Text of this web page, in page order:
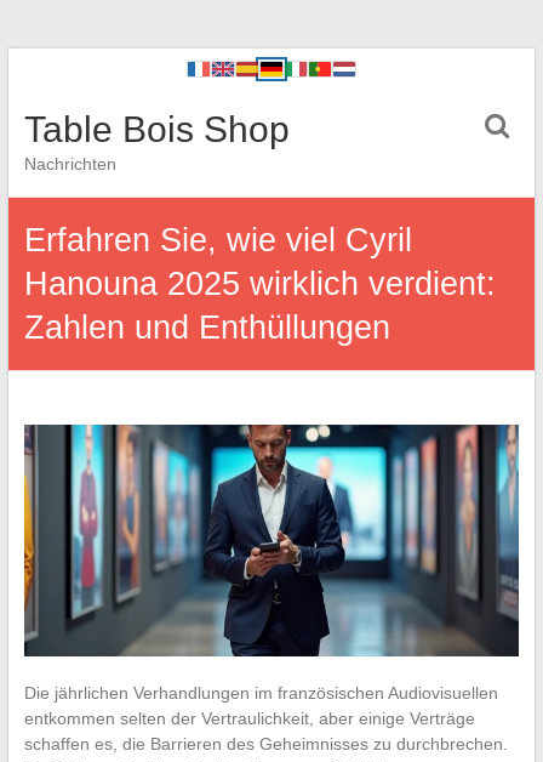
Table Bois Shop
Nachrichten
Erfahren Sie, wie viel Cyril
Hanouna 2025 wirklich verdient:
Zahlen und Enthüllungen
Die jährlichen Verhandlungen im französischen Audiovisuellen
entkommen selten der Vertraulichkeit, aber einige Verträge
schaffen es, die Barrieren des Geheimnisses zu durchbrechen.